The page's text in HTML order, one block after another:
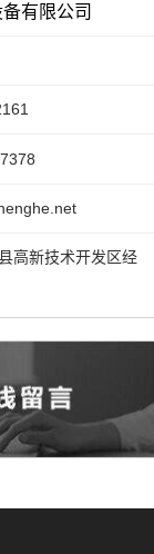
有限公司
新技术开发区经